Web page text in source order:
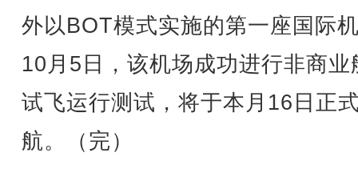
外以BOT模式实施的第一座国际
10月5日，该机场成功进行非商业
试飞运行测试，将于本月16日正
航。（完）